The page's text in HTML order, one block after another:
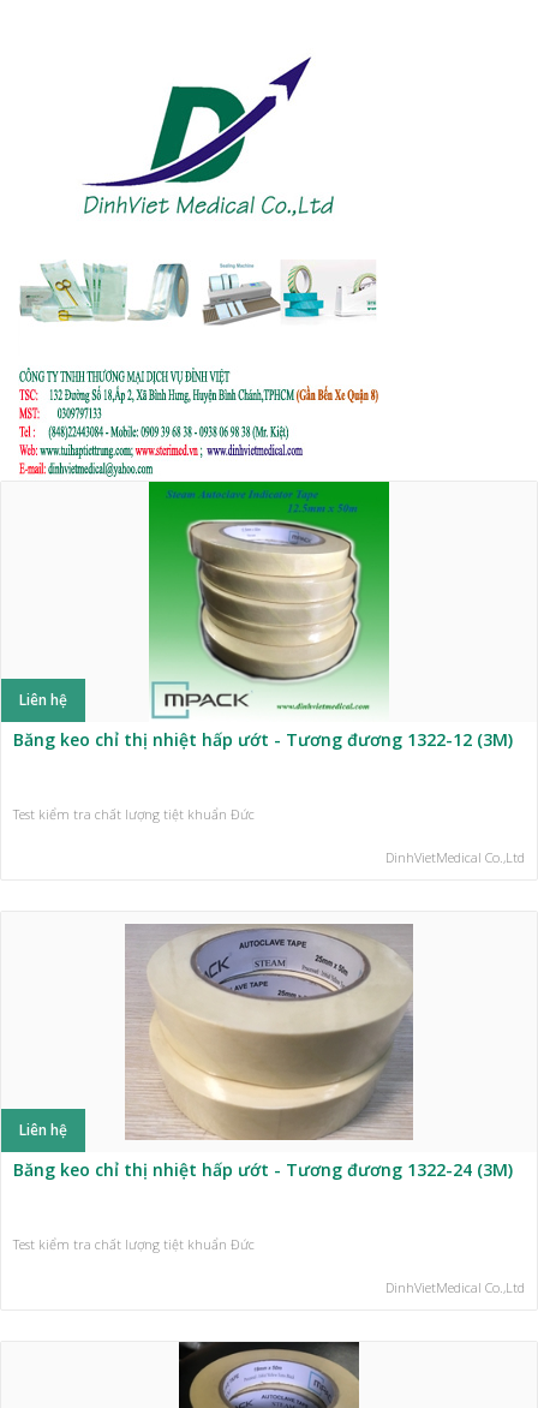
Liên hệ
Băng keo chỉ thị nhiệt hấp ướt - Tương đương 1322-12 (3M)
Test kiểm tra chất lượng tiệt khuẩn Đức
DinhVietMedical Co.,Ltd
Liên hệ
Băng keo chỉ thị nhiệt hấp ướt - Tương đương 1322-24 (3M)
Test kiểm tra chất lượng tiệt khuẩn Đức
DinhVietMedical Co.,Ltd